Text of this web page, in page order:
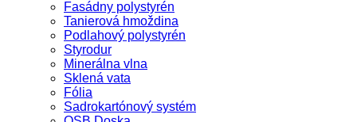
Fasádny polystyrén
Tanierová hmoždina
Podlahový polystyrén
Styrodur
Minerálna vlna
Sklená vata
Fólia
Sadrokartónový systém